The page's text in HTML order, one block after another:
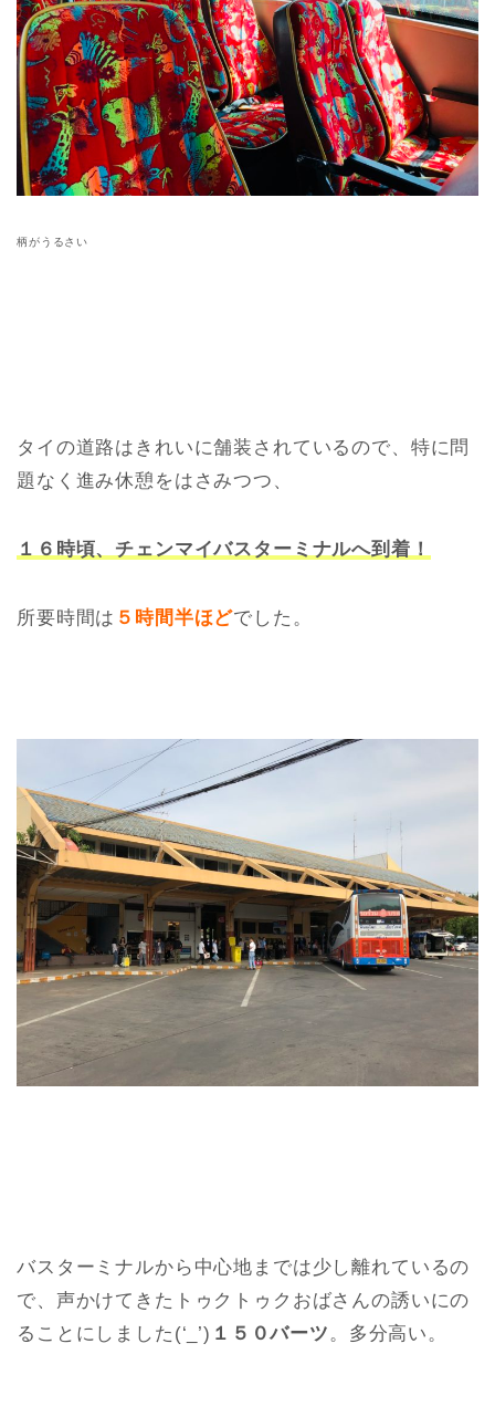
柄がうるさい
タイの道路はきれいに舗装されているので、特に問
題なく進み休憩をはさみつつ、
１６時頃、チェンマイバスターミナルへ到着！
所要時間は ５時間半ほどでした。
バスターミナルから中心地までは少し離れているの
で、声かけてきたトゥクトゥクおばさんの誘いにの
ることにしました(‘_’) １５０バーツ 。多分高い。